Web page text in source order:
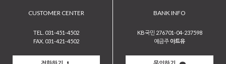
CUSTOMER CENTER
TEL. 031-451-4502
FAX. 031-421-4502
BANK INFO
KB국민 276701-04-237598
예금주 아트유